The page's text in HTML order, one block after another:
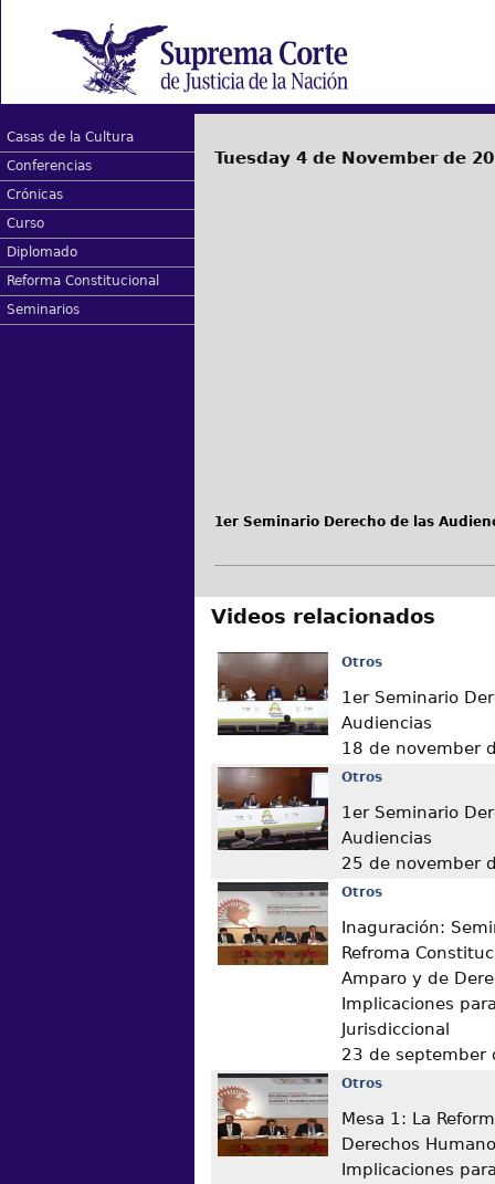
Casas de la Cultura
Conferencias
Crónicas
Curso
Diplomado
Reforma Constitucional
Seminarios
Tuesday 4 de November de
1er Seminario Derecho de las
Videos relacionados
Otros
1er Seminario
Audiencias
18 de november
Otros
1er Seminario
Audiencias
25 de november
Otros
Inaguración:
Refroma
Amparo y de
Implicaciones
Jurisdiccional
23 de september
Otros
Mesa 1: La
Derechos
Implicaciones